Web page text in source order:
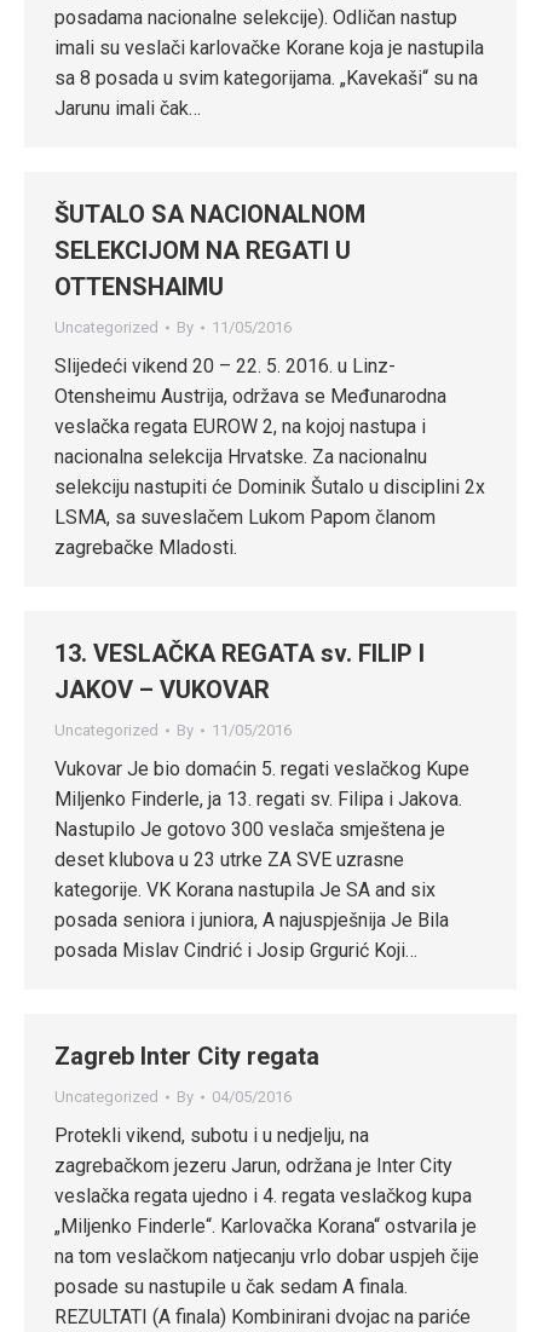
posadama nacionalne selekcije). Odličan nastup
imali su veslači karlovačke Korane koja je nastupila
sa 8 posada u svim kategorijama. „Kavekaši“ su na
Jarunu imali čak…
ŠUTALO SA NACIONALNOM
SELEKCIJOM NA REGATI U
OTTENSHAIMU
Uncategorized By 11/05/2016
Slijedeći vikend 20 – 22. 5. 2016. u Linz-
Otensheimu Austrija, održava se Međunarodna
veslačka regata EUROW 2, na kojoj nastupa i
nacionalna selekcija Hrvatske. Za nacionalnu
selekciju nastupiti će Dominik Šutalo u disciplini 2x
LSMA, sa suveslačem Lukom Papom članom
zagrebačke Mladosti.
13. VESLAČKA REGATA sv. FILIP I
JAKOV – VUKOVAR
Uncategorized By 11/05/2016
Vukovar Je bio domaćin 5. regati veslačkog Kupe
Miljenko Finderle, ja 13. regati sv. Filipa i Jakova.
Nastupilo Je gotovo 300 veslača smještena je
deset klubova u 23 utrke ZA SVE uzrasne
kategorije. VK Korana nastupila Je SA and six
posada seniora i juniora, A najuspješnija Je Bila
posada Mislav Cindrić i Josip Grgurić Koji…
Zagreb Inter City regata
Uncategorized By 04/05/2016
Protekli vikend, subotu i u nedjelju, na
zagrebačkom jezeru Jarun, održana je Inter City
veslačka regata ujedno i 4. regata veslačkog kupa
„Miljenko Finderle“. Karlovačka Korana“ ostvarila je
na tom veslačkom natjecanju vrlo dobar uspjeh čije
posade su nastupile u čak sedam A finala.
REZULTATI (A finala) Kombinirani dvojac na pariće